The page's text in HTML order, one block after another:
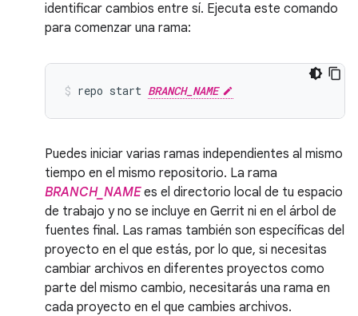
identificar cambios entre sí. Ejecuta este comando
para comenzar una rama:
repo start BRANCH_NAME
Puedes iniciar varias ramas independientes al mismo
tiempo en el mismo repositorio. La rama
BRANCH_NAMEes el directorio local de tu espacio
de trabajo y no se incluye en Gerrit ni en el árbol de
fuentes final. Las ramas también son específicas del
proyecto en el que estás, por lo que, si necesitas
cambiar archivos en diferentes proyectos como
parte del mismo cambio, necesitarás una rama en
cada proyecto en el que cambies archivos.